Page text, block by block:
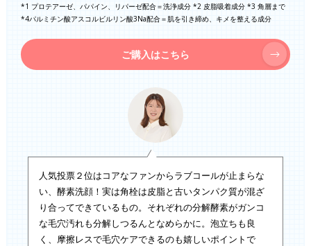
*1 プロテアーゼ、パパイン、リパーゼ配合＝洗浄成分 *2 皮脂吸着成分 *3 角層まで
*4パルミチン酸アスコルビルリン酸3Na配合＝肌を引き締め、キメを整える成分
ご購入はこちら
人気投票２位はコアなファンからラブコールが止まらな
い、酵素洗顔！実は角栓は皮脂と古いタンパク質が混ざ
り合ってできているもの。それぞれの分解酵素がガンコ
な毛穴汚れも分解しつるんとなめらかに。泡立ちも良
く、摩擦レスで毛穴ケアできるのも嬉しいポイントで